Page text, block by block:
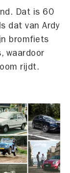
Dat is 60
dat van Ardy
bromfiets
waardoor
rijdt.